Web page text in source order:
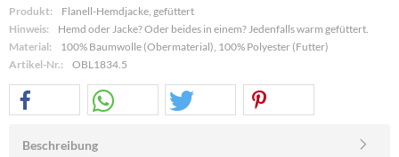
Produkt:
Flanell-Hemdjacke, gefüttert
Hinweis:
Hemd oder Jacke? Oder beides in einem? Jedenfalls warm gefüttert.
Material:
100% Baumwolle (Obermaterial), 100% Polyester (Futter)
Artikel-Nr.:
OBL1834.5
Beschreibung